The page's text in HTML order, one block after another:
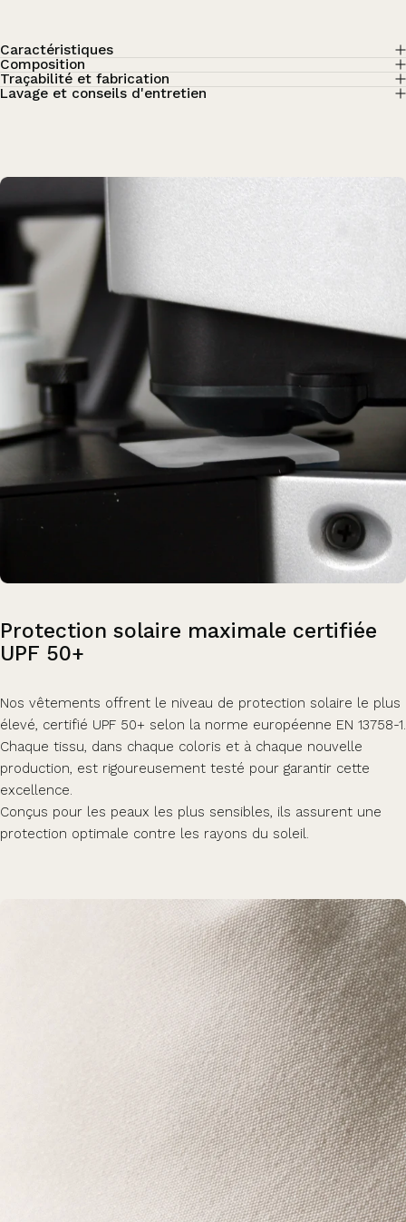
Caractéristiques
Composition
Traçabilité et fabrication
Lavage et conseils d'entretien
Protection solaire maximale certifiée
UPF 50+
Nos vêtements offrent le niveau de protection solaire le plus
élevé, certifié UPF 50+ selon la norme européenne EN 13758-1.
Chaque tissu, dans chaque coloris et à chaque nouvelle
production, est rigoureusement testé pour garantir cette
excellence.
Conçus pour les peaux les plus sensibles, ils assurent une
protection optimale contre les rayons du soleil.